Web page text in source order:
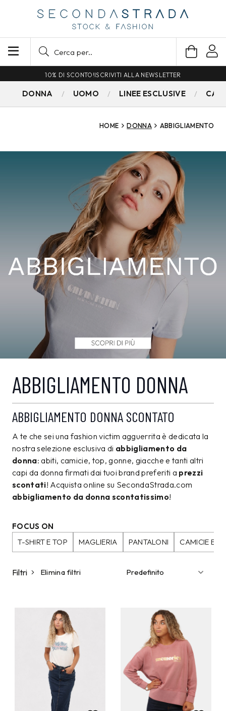
SPEDIZIONE GRATUITA PER ORDINI SUPERIORI A 79€
DONNA UOMO LINEE ESCLUSIVE
HOME DONNA ABBIGLIAMENTO
ABBIGLIAMENTO DONNA
ABBIGLIAMENTO DONNA SCONTATO
A te che sei una fashion victim agguerrita è dedicata la
nostra selezione esclusiva di abbigliamento da
donna: abiti, camicie, top, gonne, giacche e tanti altri
capi da donna firmati dai tuoi brand preferiti a prezzi
scontati! Acquista online su SecondaStrada.com
abbigliamento da donna scontatissimo!
FOCUS ON
T-SHIRT E TOP
MAGLIERIA PANTALONI CAMICIE E
Filtri Elimina filtri